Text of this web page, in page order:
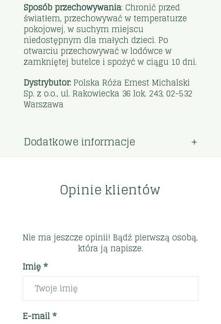
Sposób przechowywania: Chronić przed
światłem, przechowywać w temperaturze
pokojowej, w suchym miejscu
niedostępnym dla małych dzieci. Po
otwarciu przechowywać w lodówce w
zamkniętej butelce i spożyć w ciągu 10 dni.
Dystrybutor: Polska Róża Ernest Michalski
Sp. z o.o., ul. Rakowiecka 36 lok. 243, 02-532
Warszawa
Dodatkowe informacje
Opinie klientów
Nie ma jeszcze opinii! Bądź pierwszą osobą,
która ją napisze.
Imię *
E-mail *